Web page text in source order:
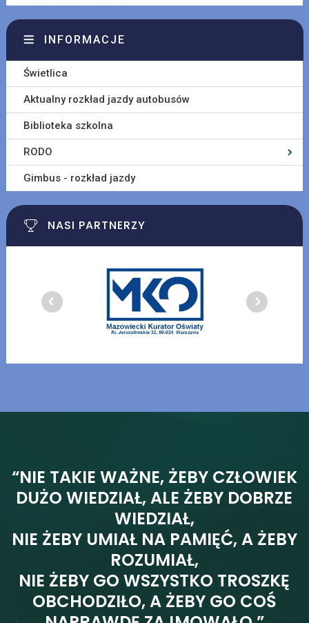
INFORMACJE
Świetlica
Aktualny rozkład jazdy autobusów
Biblioteka szkolna
RODO
Gimbus - rozkład jazdy
NASI PARTNERZY
“NIE TAKIE WAŻNE, ŻEBY CZŁOWIEK
DUŻO WIEDZIAŁ, ALE ŻEBY DOBRZE
WIEDZIAŁ,
NIE ŻEBY UMIAŁ NA PAMIĘĆ, A ŻEBY
ROZUMIAŁ,
NIE ŻEBY GO WSZYSTKO TROSZKĘ
OBCHODZIŁO, A ŻEBY GO COŚ